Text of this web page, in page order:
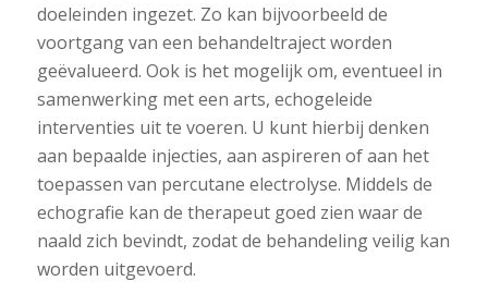
doeleinden ingezet. Zo kan bijvoorbeeld de
voortgang van een behandeltraject worden
geëvalueerd. Ook is het mogelijk om, eventueel in
samenwerking met een arts, echogeleide
interventies uit te voeren. U kunt hierbij denken
aan bepaalde injecties, aan aspireren of aan het
toepassen van percutane electrolyse. Middels de
echografie kan de therapeut goed zien waar de
naald zich bevindt, zodat de behandeling veilig kan
worden uitgevoerd.